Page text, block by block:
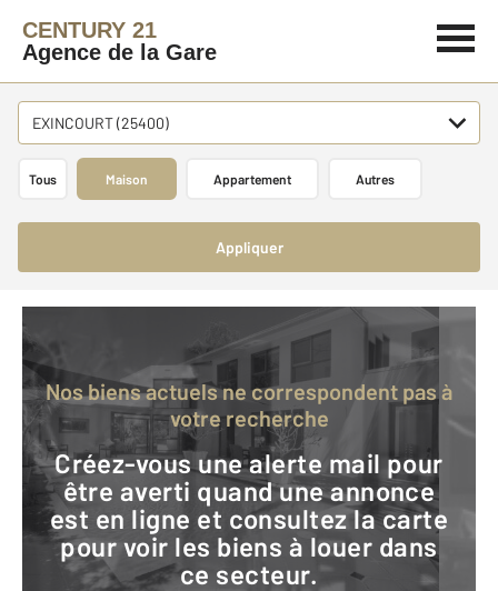
CENTURY 21
Agence de la Gare
EXINCOURT (25400)
Tous Maison Appartement Autres
Appliquer
Nos biens actuels ne correspondent pas à
votre recherche
Créez-vous une alerte mail pour
être averti quand une annonce
est en ligne et consultez la carte
pour voir les biens à louer dans
ce secteur.